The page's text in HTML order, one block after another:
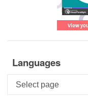
Languages
Languages